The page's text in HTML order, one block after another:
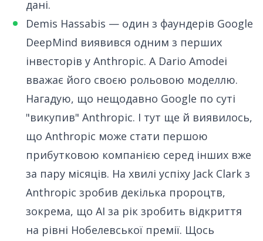
дані.
Demis Hassabis — один з фаундерів Google
DeepMind виявився одним з перших
інвесторів у Anthropic. А Dario Amodei
вважає його своєю рольовою моделлю.
Нагадую, що нещодавно Google по суті
"викупив" Anthropic. І тут ще й виявилось,
що Anthropic може стати першою
прибутковою компанією серед інших вже
за пару місяців. На хвилі успіху Jack Clark з
Anthropic зробив декілька пророцтв,
зокрема, що AI за рік зробить відкриття
на рівні Нобелевської премії. Щось